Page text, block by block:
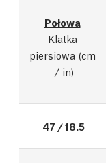
Połowa
Klatka
piersiowa (cm
/ in)
47 / 18.5